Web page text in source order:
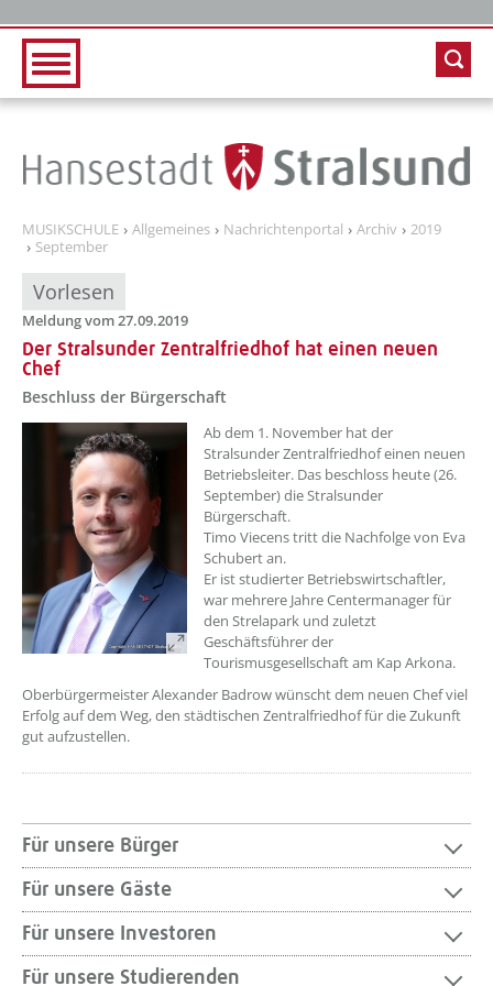
MUSIKSCHULE Allgemeines Nachrichtenportal Archiv
2019
September
Vorlesen
Meldung vom 27.09.2019
Der Stralsunder Zentralfriedhof hat einen neuen
Chef
Beschluss der Bürgerschaft
Ab dem 1. November hat der
Stralsunder Zentralfriedhof einen neuen
Betriebsleiter. Das beschloss heute (26.
September) die Stralsunder
Bürgerschaft.
Timo Viecens tritt die Nachfolge von Eva
Schubert an.
Er ist studierter Betriebswirtschaftler,
war mehrere Jahre Centermanager für
den Strelapark und zuletzt
Geschäftsführer der
Tourismusgesellschaft am Kap Arkona.
Oberbürgermeister Alexander Badrow wünscht dem neuen Chef viel
Erfolg auf dem Weg, den städtischen Zentralfriedhof für die Zukunft
gut aufzustellen.
Für unsere Bürger
Für unsere Gäste
Für unsere Investoren
Für unsere Studierenden